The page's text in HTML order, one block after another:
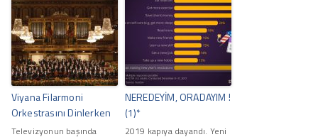
Viyana Filarmoni
Orkestrasını Dinlerken
Televizyonun başında
NEREDEYİM, ORADAYIM !
(1)*
2019 kapıya dayandı. Yeni